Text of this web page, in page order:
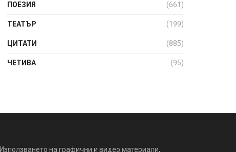
ПОЕЗИЯ (661)
ТЕАТЪР (199)
ЦИТАТИ (885)
ЧЕТИВА (95)
Използването на графични и видео материали,